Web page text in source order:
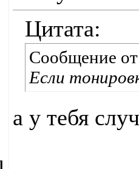
Цитата:
Сообщение
Если
а у тебя